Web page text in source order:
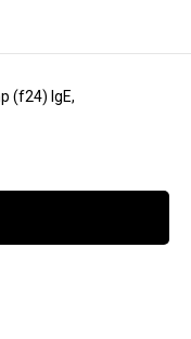
(f24) IgE,